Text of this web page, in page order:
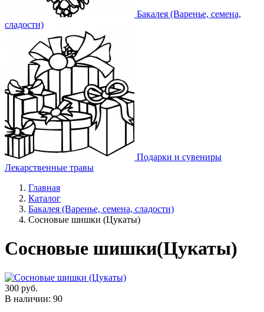
Бакалея (Варенье, семена,
сладости)
Подарки и сувениры
Лекарственные травы
Главная
Каталог
Бакалея (Варенье, семена, сладости)
Сосновые шишки (Цукаты)
Сосновые шишки(Цукаты)
300 руб.
В наличии: 90